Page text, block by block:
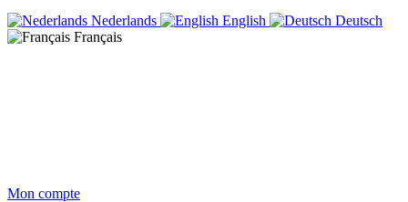
Nederlands English
Deutsch
Français
Mon compte